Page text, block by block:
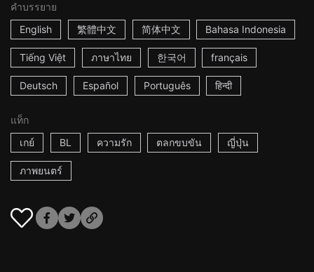
คำบรรยาย
English
繁體中文 简体中文 Bahasa Indonesia
Tiếng Việt ภาษาไทย 한국어 français
Deutsch Español Português हिन्दी
แท็ก
เกย์
BL ความรัก ตลกขบขัน ญี่ปุ่น
ภาพยนตร์